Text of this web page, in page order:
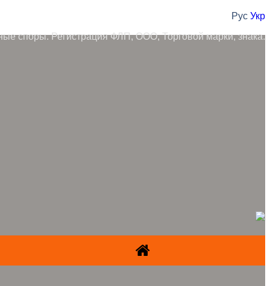
Рус Укр
споры. Регистрация ФЛП, ООО, Торговой марки, знака.